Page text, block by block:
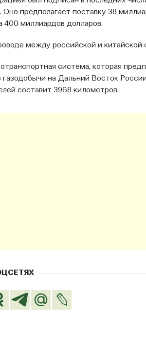
Оно предполагает поставку 38
400 миллиардов долларов.
между российской и китайской
система, которая
газодобычи на Дальний Восток
составит 3968 километров.